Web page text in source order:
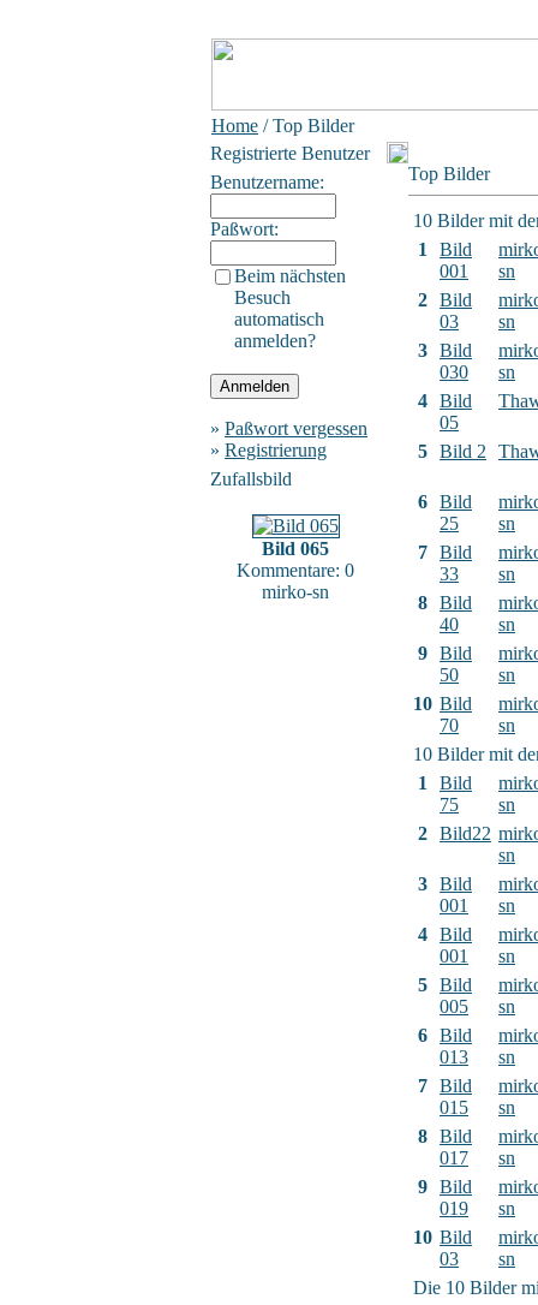
Home / Top Bilder
Registrierte Benutzer
Benutzername:
Paßwort:
Beim nächsten
Besuch
automatisch
anmelden?
» Paßwort vergessen
» Registrierung
Zufallsbild
Bild 065
Kommentare: 0
mirko-sn
Top Bilder
10 Bilder mit
1
Bild
001
sn
2 Bild
03
sn
3 Bild
030
sn
4 Bild
05
5 Bild 2
6 Bild
25
sn
7 Bild
33
sn
8 Bild
40
sn
9 Bild
50
sn
10 Bild
70
sn
10 Bilder mit
1
Bild
75
sn
2 Bild22
sn
3 Bild
001
sn
4 Bild
001
sn
5 Bild
005
sn
6 Bild
013
sn
7 Bild
015
sn
8 Bild
017
sn
9 Bild
019
sn
10 Bild
03
sn
Die 10 Bilder